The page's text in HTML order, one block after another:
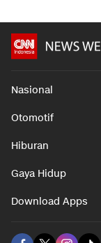
Nasional
Otomotif
Hiburan
Gaya Hidup
Download Apps